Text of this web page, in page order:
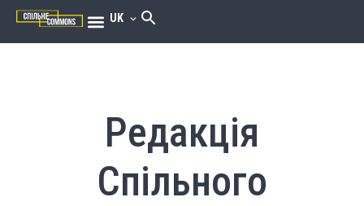
UK
Редакція
Спільного